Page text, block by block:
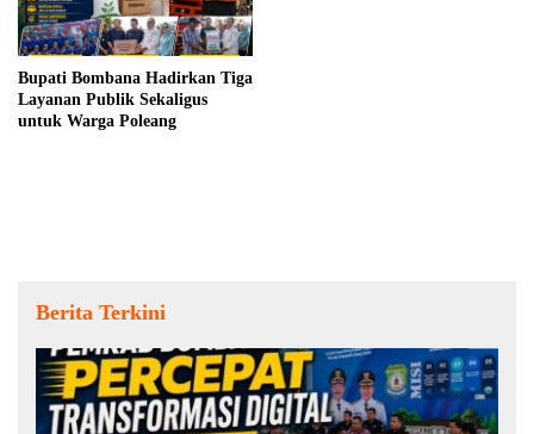
Bupati Bombana Hadirkan Tiga
Layanan Publik Sekaligus
untuk Warga Poleang
Berita Terkini